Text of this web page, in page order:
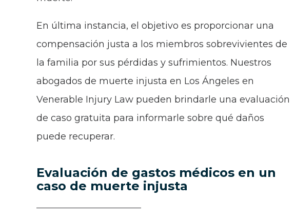
En última instancia, el objetivo es proporcionar una
compensación justa a los miembros sobrevivientes de
la familia por sus pérdidas y sufrimientos. Nuestros
abogados de muerte injusta en Los Ángeles en
Venerable Injury Law pueden brindarle una evaluación
de caso gratuita para informarle sobre qué daños
puede recuperar.
Evaluación de gastos médicos en un
caso de muerte injusta